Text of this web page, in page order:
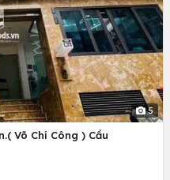
5
Võ Chí Công ) Cầu